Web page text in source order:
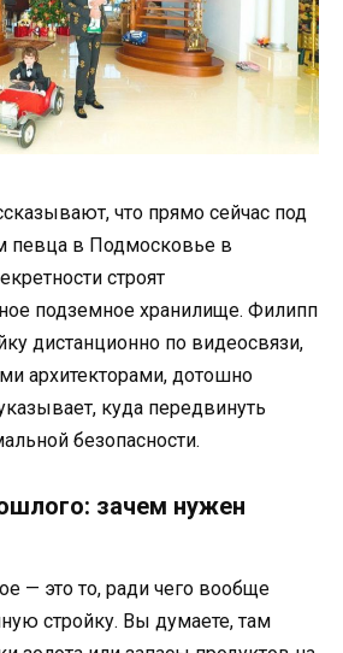
что прямо сейчас под
певца в Подмосковье в
строят
подземное хранилище. Филипп
дистанционно по видеосвязи,
архитекторами, дотошно
куда передвинуть
безопасности.
зачем нужен
— это то, ради чего вообще
стройку. Вы думаете, там